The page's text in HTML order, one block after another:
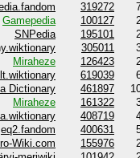
319272
Gamepedia 100127
SNPedia 195101
305011
Miraheze 126423
lt.wiktionary 619039
Dictionary 461897
Miraheze 161322
408719
eq2.fandom 400631
Wiki.com 155976